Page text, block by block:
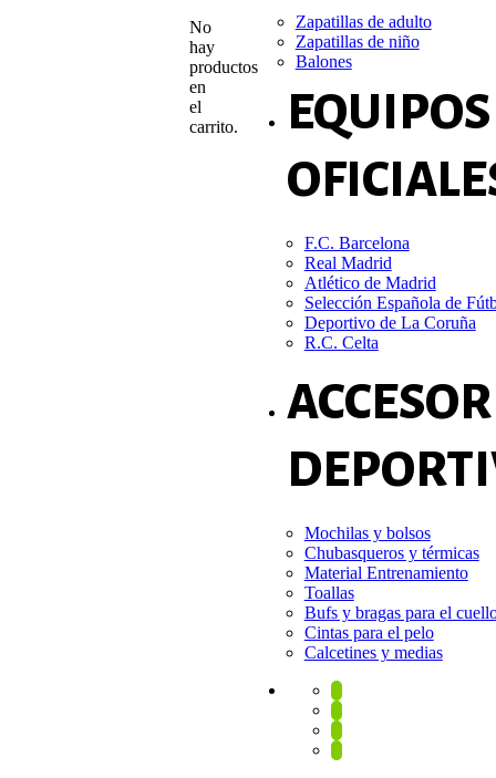
No
hay
productos
en
el
carrito.
Zapatillas de adulto
Zapatillas de niño
Balones
EQUIPOS
F.C. Barcelona
Real Madrid
Atlético de Madrid
Selección Española de
Deportivo de La Coruña
R.C. Celta
Mochilas y bolsos
Chubasqueros y térmicas
Material Entrenamiento
Toallas
Bufs y bragas para el
Cintas para el pelo
Calcetines y medias